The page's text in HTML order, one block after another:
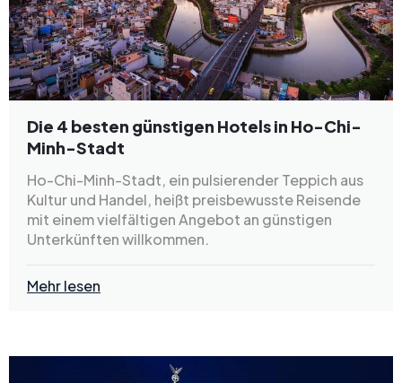
Die 4 besten günstigen Hotels in Ho-Chi-
Minh-Stadt
Ho-Chi-Minh-Stadt, ein pulsierender Teppich aus
Kultur und Handel, heißt preisbewusste Reisende
mit einem vielfältigen Angebot an günstigen
Unterkünften willkommen.
Mehr lesen